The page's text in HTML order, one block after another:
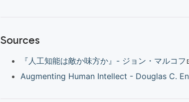
Sources
『人工知能は敵か味方か』- ジョン・マルコフ
Augmenting Human Intellect - Douglas C.